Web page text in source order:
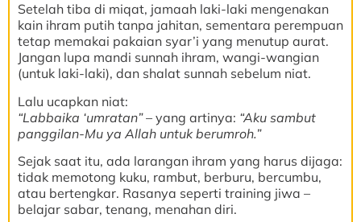
Setelah tiba di miqat, jamaah laki-laki mengenakan
kain ihram putih tanpa jahitan, sementara perempuan
tetap memakai pakaian syar’i yang menutup aurat.
Jangan lupa mandi sunnah ihram, wangi-wangian
(untuk laki-laki), dan shalat sunnah sebelum niat.
Lalu ucapkan niat:
“Labbaika ‘umratan”– yang artinya: “Aku sambut
panggilan-Mu ya Allah untuk berumroh.”
Sejak saat itu, ada larangan ihram yang harus dijaga:
tidak memotong kuku, rambut, berburu, bercumbu,
atau bertengkar. Rasanya seperti training jiwa –
belajar sabar, tenang, menahan diri.